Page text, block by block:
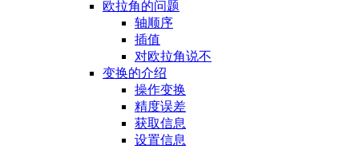
欧拉角的问题
轴顺序
插值
对欧拉角说不
变换的介绍
操作变换
精度误差
获取信息
设置信息